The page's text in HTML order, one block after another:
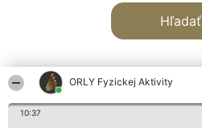
ORLY Fyzickej Aktivity
10:37
Hľadať